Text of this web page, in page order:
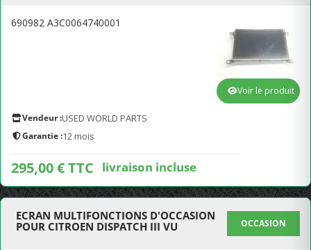
690982 A3C0064740001
Vendeur :USED WORLD PARTS
Garantie :12 mois
295,00 € TTC livraison incluse
Voir le produit
ECRAN MULTIFONCTIONS D'OCCASION
POUR CITROEN DISPATCH III VU
OCCASION